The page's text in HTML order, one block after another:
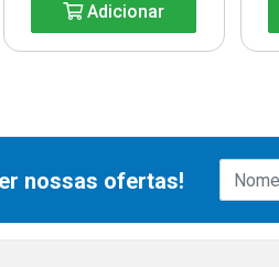
Adicionar
nossas ofertas!